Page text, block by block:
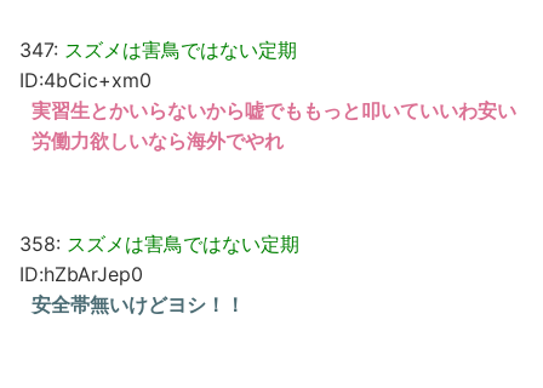
347: スズメは害鳥ではない定期
ID:4bCic+xm0
実習生とかいらないから嘘でももっと叩いていいわ安い
労働力欲しいなら海外でやれ
358: スズメは害鳥ではない定期
ID:hZbArJep0
安全帯無いけどヨシ！！